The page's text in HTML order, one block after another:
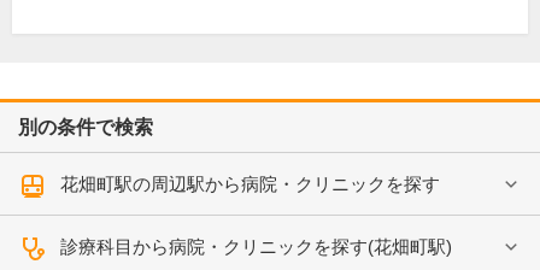
別の条件で検索
花畑町駅の周辺駅から病院・クリニックを探す
診療科目から病院・クリニックを探す(花畑町駅)